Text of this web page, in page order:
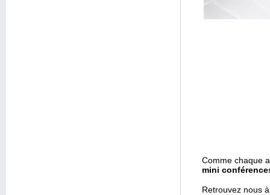
Comme chaque
mini
Retrouvez nous